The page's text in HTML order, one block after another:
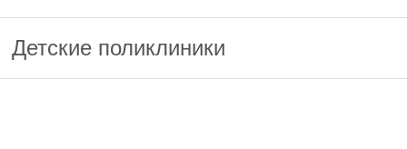
Детские поликлиники